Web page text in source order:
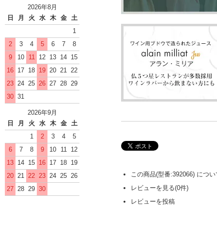
この商品(型番:392066) につ
レビューを見る(0件)
レビューを投稿
2026年8月
日
月 火 水 木 金
土
1
2
3 4 5 6 7
8
9
10 11 12 13 14 15
16 17 18 19 20 21 22
23 24 25 26 27 28 29
30 31
2026年9月
日
月 火 水 木 金
土
1
2 3 4
5
6
7 8 9 10 11
12
13 14 15 16 17 18 19
20 21 22 23 24 25 26
27 28 29 30